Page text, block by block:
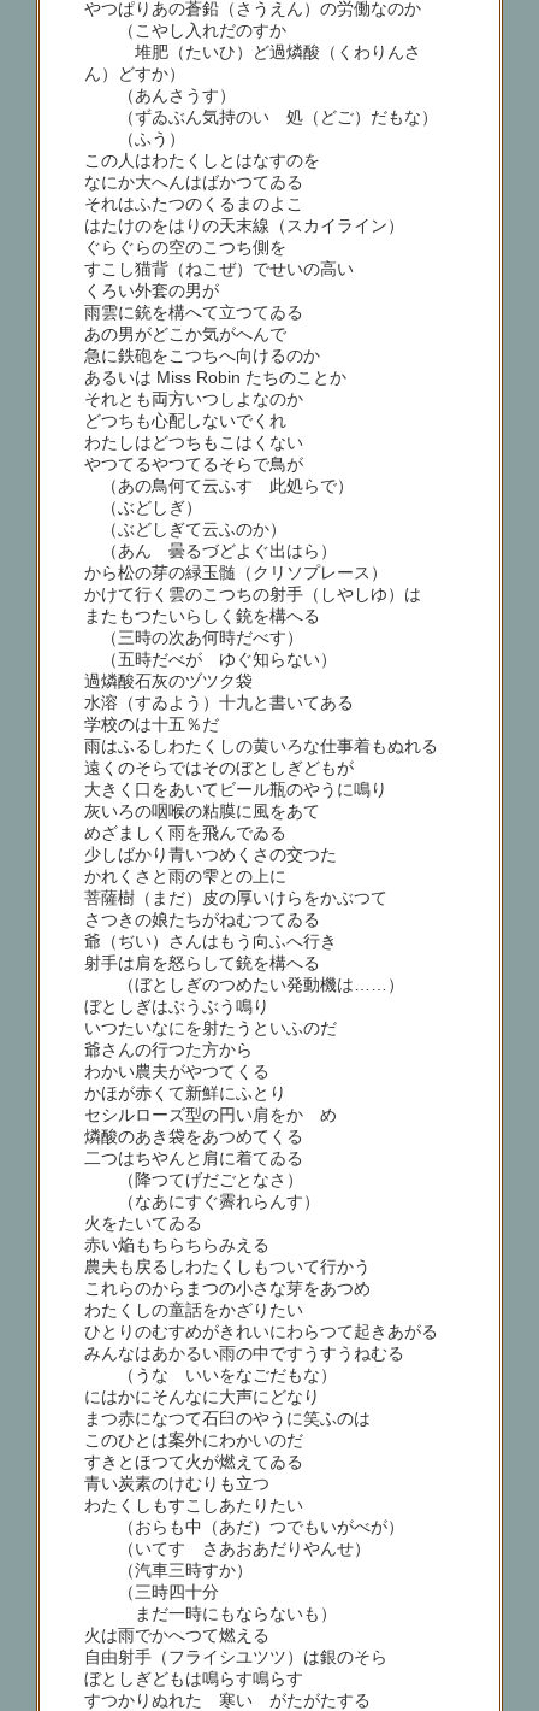
やつぱりあの蒼鉛（さうえん）の労働なのか
（こやし入れだのすか
堆肥（たいひ）ど過燐酸（くわりんさ
ん）どすか）
（あんさうす）
（ずゐぶん気持のいゝ処（どご）だもな）
（ふう）
この人はわたくしとはなすのを
なにか大へんはばかつてゐる
それはふたつのくるまのよこ
はたけのをはりの天末線（スカイライン）
ぐらぐらの空のこつち側を
すこし猫背（ねこぜ）でせいの高い
くろい外套の男が
雨雲に銃を構へて立つてゐる
あの男がどこか気がへんで
急に鉄砲をこつちへ向けるのか
あるいは Miss Robin たちのことか
それとも両方いつしよなのか
どつちも心配しないでくれ
わたしはどつちもこはくない
やつてるやつてるそらで鳥が
（あの鳥何て云ふす 此処らで）
（ぶどしぎ）
（ぶどしぎて云ふのか）
（あん 曇るづどよぐ出はら）
から松の芽の緑玉髄（クリソプレース）
かけて行く雲のこつちの射手（しやしゆ）は
またもつたいらしく銃を構へる
（三時の次あ何時だべす）
（五時だべが ゆぐ知らない）
過燐酸石灰のヅツク袋
水溶（すゐよう）十九と書いてある
学校のは十五％だ
雨はふるしわたくしの黄いろな仕事着もぬれる
遠くのそらではそのぼとしぎどもが
大きく口をあいてビール瓶のやうに鳴り
灰いろの咽喉の粘膜に風をあて
めざましく雨を飛んでゐる
少しばかり青いつめくさの交つた
かれくさと雨の雫との上に
菩薩樹（まだ）皮の厚いけらをかぶつて
さつきの娘たちがねむつてゐる
爺（ぢい）さんはもう向ふへ行き
射手は肩を怒らして銃を構へる
（ぼとしぎのつめたい発動機は……）
ぼとしぎはぶうぶう鳴り
いつたいなにを射たうといふのだ
爺さんの行つた方から
わかい農夫がやつてくる
かほが赤くて新鮮にふとり
セシルローズ型の円い肩をかゞめ
燐酸のあき袋をあつめてくる
二つはちやんと肩に着てゐる
（降つてげだごとなさ）
（なあにすぐ霽れらんす）
火をたいてゐる
赤い焔もちらちらみえる
農夫も戻るしわたくしもついて行かう
これらのからまつの小さな芽をあつめ
わたくしの童話をかざりたい
ひとりのむすめがきれいにわらつて起きあがる
みんなはあかるい雨の中ですうすうねむる
（うな いいをなごだもな）
にはかにそんなに大声にどなり
まつ赤になつて石臼のやうに笑ふのは
このひとは案外にわかいのだ
すきとほつて火が燃えてゐる
青い炭素のけむりも立つ
わたくしもすこしあたりたい
（おらも中（あだ）つでもいがべが）
（いてす さあおあだりやんせ）
（汽車三時すか）
（三時四十分
まだ一時にもならないも）
火は雨でかへつて燃える
自由射手（フライシユツツ）は銀のそら
ぼとしぎどもは鳴らす鳴らす
すつかりぬれた 寒い がたがたする